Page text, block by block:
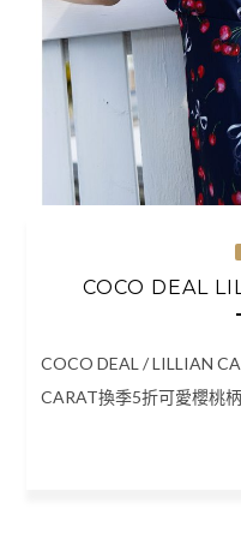
COCO DEAL
COCO DEAL / LILLIAN
CARAT換季5折可愛櫻桃